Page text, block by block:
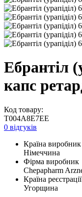
Ебрантіл
капс
Код товару:
T004A8E7EE
0 відгуків
Країна виробник
Німеччина
Фірма виробник
Chepapharm
Країна реєстрації
Угорщина